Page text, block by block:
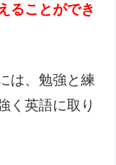
ることができ
は、勉強と練
く英語に取り